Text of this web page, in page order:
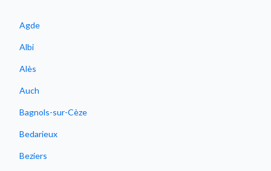
Agde
Albi
Alès
Auch
Bagnols-sur-Cèze
Bedarieux
Beziers